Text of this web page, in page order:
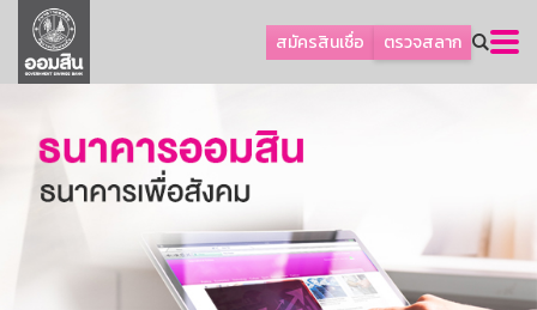
สมัครสินเชื่อ ตรวจสลาก
ลูกค้าธุรกิจ
ลูกค้าผู้ประกอบรายย่อย
ออมเพื่อสุข
เกี่ยวกับธนาคาร
การพัฒนาที่ยั่งยืน